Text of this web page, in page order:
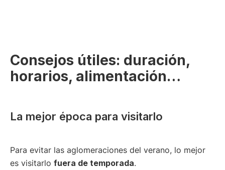
Consejos útiles: duración,
horarios, alimentación…
La mejor época para visitarlo
Para evitar las aglomeraciones del verano, lo mejor
es visitarlo fuera de temporada.